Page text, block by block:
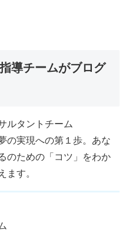
導チームがブログ
ルタントチーム
の実現への第１歩。あな
のための「コツ」をわか
ます。